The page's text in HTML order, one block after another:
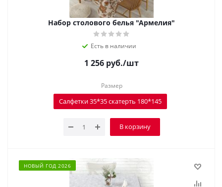
Набор столового белья "Армелия"
Есть в наличии
1 256 руб./шт
Размер
Салфетки 35*35 скатерть 180*145
В корзину
НОВЫЙ ГОД 2026